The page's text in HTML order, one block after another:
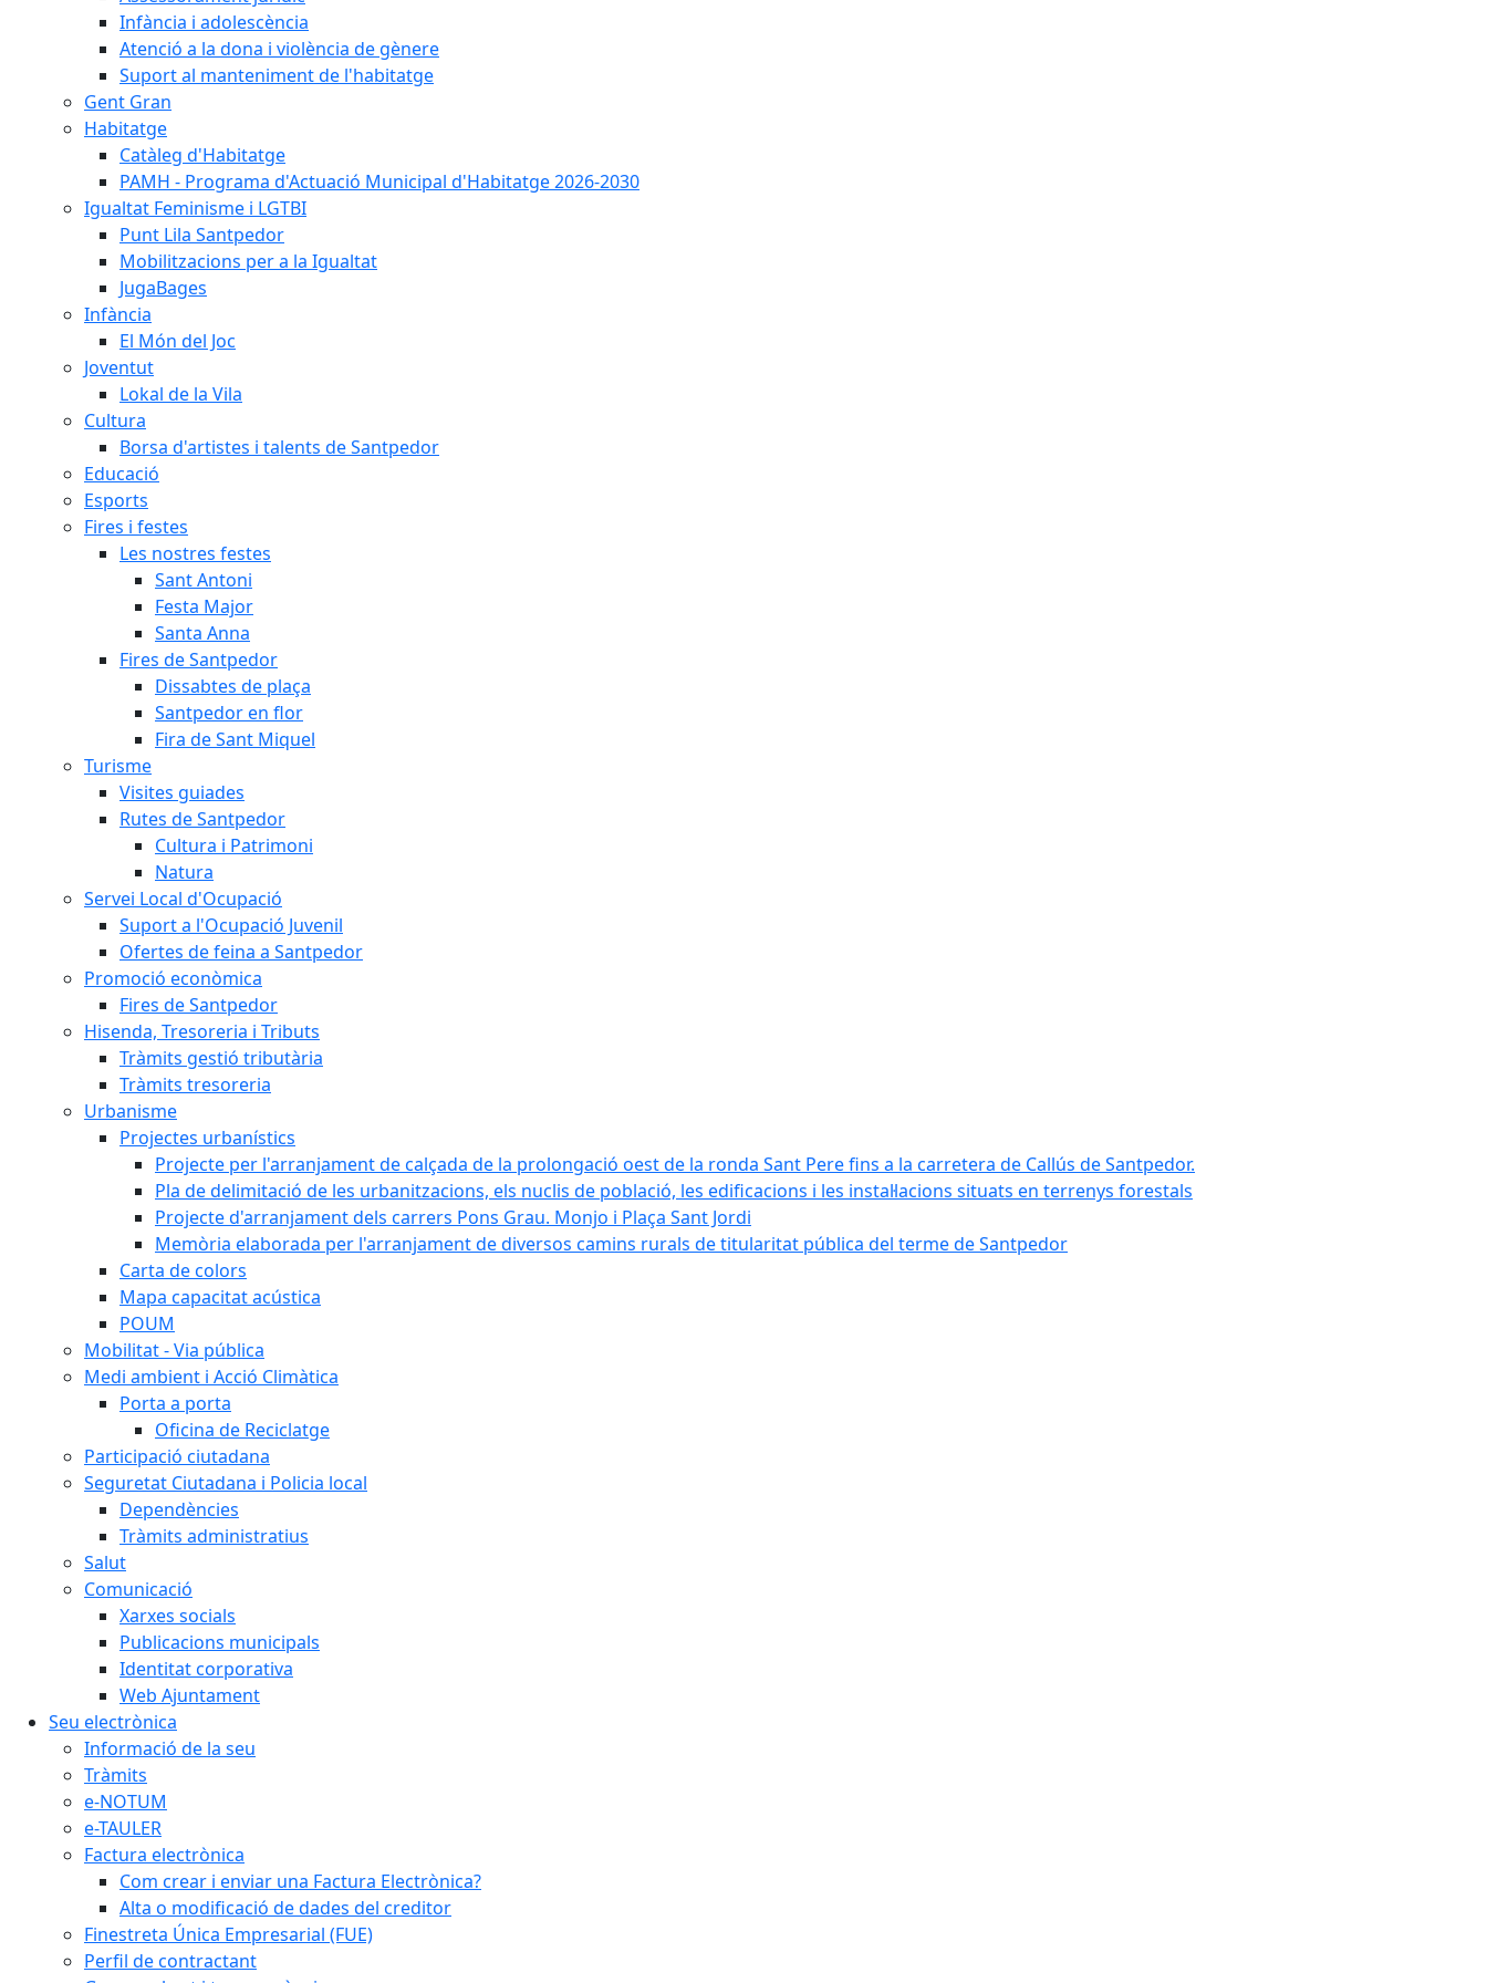
Infància i adolescència
Atenció a la dona i violència de gènere
Suport al manteniment de l'habitatge
Gent Gran
Habitatge
Catàleg d'Habitatge
PAMH - Programa d'Actuació Municipal d'Habitatge 2026-2030
Igualtat Feminisme i LGTBI
Punt Lila Santpedor
Mobilitzacions per a la Igualtat
JugaBages
Infància
El Món del Joc
Joventut
Lokal de la Vila
Cultura
Borsa d'artistes i talents de Santpedor
Educació
Esports
Fires i festes
Les nostres festes
Sant Antoni
Festa Major
Santa Anna
Fires de Santpedor
Dissabtes de plaça
Santpedor en flor
Fira de Sant Miquel
Turisme
Visites guiades
Rutes de Santpedor
Cultura i Patrimoni
Natura
Servei Local d'Ocupació
Suport a l'Ocupació Juvenil
Ofertes de feina a Santpedor
Promoció econòmica
Fires de Santpedor
Hisenda, Tresoreria i Tributs
Tràmits gestió tributària
Tràmits tresoreria
Urbanisme
Projectes urbanístics
Projecte per l'arranjament de calçada de la prolongació oest de la ronda Sant Pere fins a la carretera de Callús de Santpedor.
Pla de delimitació de les urbanitzacions, els nuclis de població, les edificacions i les instal·lacions situats en terrenys forestals
Projecte d'arranjament dels carrers Pons Grau. Monjo i Plaça Sant Jordi
Memòria elaborada per l'arranjament de diversos camins rurals de titularitat pública del terme de Santpedor
Carta de colors
Mapa capacitat acústica
POUM
Mobilitat - Via pública
Medi ambient i Acció Climàtica
Porta a porta
Oficina de Reciclatge
Participació ciutadana
Seguretat Ciutadana i Policia local
Dependències
Tràmits administratius
Salut
Comunicació
Xarxes socials
Publicacions municipals
Identitat corporativa
Web Ajuntament
Seu electrònica
Informació de la seu
Tràmits
e-NOTUM
e-TAULER
Factura electrònica
Com crear i enviar una Factura Electrònica?
Alta o modificació de dades del creditor
Finestreta Única Empresarial (FUE)
Perfil de contractant